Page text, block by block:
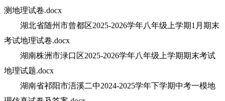
测地理试卷.docx
湖北省随州市曾都区2025-2026学年八年级上学期1月期末
考试地理试卷.docx
湖南株洲市渌口区2025-2026学年八年级上学期期末考试
地理试题.docx
湖南省祁阳市浯溪二中2024-2025学年下学期中考一模地